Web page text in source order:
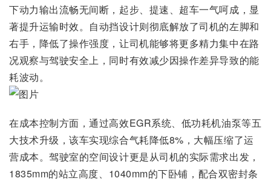
下动力输出流畅无间断，起步、提速、超车一气呵成，显
著提升运输时效。自动挡设计则彻底解放了司机的左脚和
右手，降低了操作强度，让司机能够将更多精力集中在路
况观察与驾驶安全上，同时有效减少因操作差异导致的能
耗波动。
在成本控制方面，通过高效EGR系统、低功耗机油泵等五
大技术升级，该车实现综合气耗降低8%，大幅压缩了运
营成本。驾驶室的空间设计更是从司机的实际需求出发，
1835mm的站立高度、1040mm的下卧铺，配合双密封条